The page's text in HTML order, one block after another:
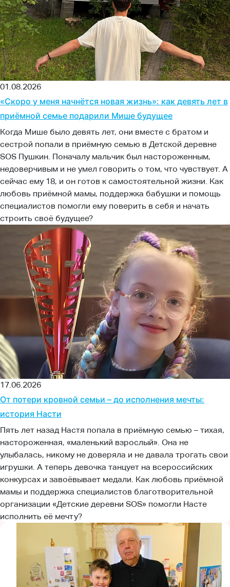
01.08.2026
«Скоро у меня начнётся новая жизнь»: как девять лет в
приёмной семье подарили Мише будущее
Когда Мише было девять лет, они вместе с братом и
сестрой попали в приёмную семью в Детской деревне
SOS Пушкин. Поначалу мальчик был настороженным,
недоверчивым и не умел говорить о том, что чувствует. А
сейчас ему 18, и он готов к самостоятельной жизни. Как
любовь приёмной мамы, поддержка бабушки и помощь
специалистов помогли ему поверить в себя и начать
строить своё будущее?
17.06.2026
От потери кровной семьи – до исполнения мечты:
история Насти
Пять лет назад Настя попала в приёмную семью – тихая,
настороженная, «маленький взрослый». Она не
улыбалась, никому не доверяла и не давала трогать свои
игрушки. А теперь девочка танцует на всероссийских
конкурсах и завоёвывает медали. Как любовь приёмной
мамы и поддержка специалистов благотворительной
организации «Детские деревни SOS» помогли Насте
исполнить её мечту?